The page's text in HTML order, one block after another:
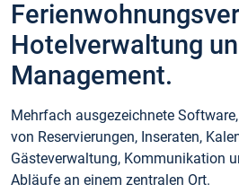
Hotelverwaltung
Management.
Mehrfach ausgezeichnete
von Reservierungen, Inseraten,
Gästeverwaltung, Kommunikation
Abläufe an einem zentralen Ort.